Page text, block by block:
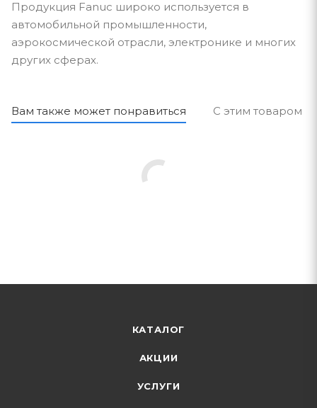
Продукция Fanuc широко используется в
автомобильной промышленности,
аэрокосмической отрасли, электронике и многих
других сферах.
Вам также может понравиться С этим товаром
КАТАЛОГ
АКЦИИ
УСЛУГИ